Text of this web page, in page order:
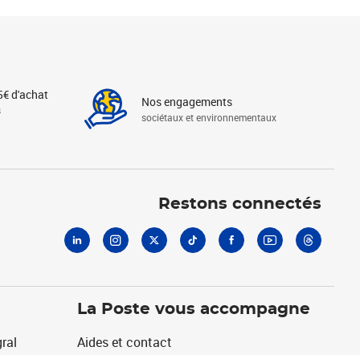
d'achat Nos engagements
sociétaux et environnementaux
Restons connectés
La Poste vous accompagne
Aides et contact